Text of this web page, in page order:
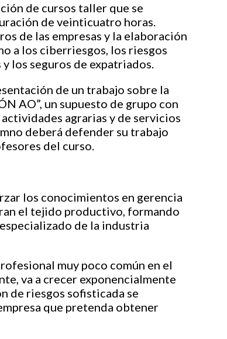
de cursos taller que se
de veinticuatro horas.
de las empresas y la elaboración
a los ciberriesgos, los riesgos
los seguros de expatriados.
de un trabajo sobre la
AO”, un supuesto de grupo con
agrarias y de servicios
deberá defender su trabajo
del curso.
los conocimientos en gerencia
el tejido productivo, formando
de la industria
muy poco común en el
va a crecer exponencialmente
de riesgos sofisticada se
que pretenda obtener